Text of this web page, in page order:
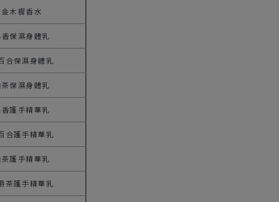
金木樨香水
香保濕身體乳
合保濕身體乳
茶保濕身體乳
香護手精華乳
合護手精華乳
茶護手精華乳
茶護手精華乳